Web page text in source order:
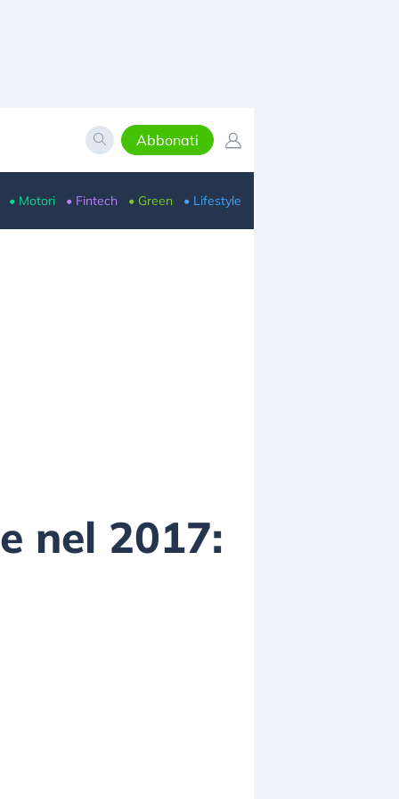
Abbonati
• Motori • Fintech • Green • Lifestyle
nel 2017: